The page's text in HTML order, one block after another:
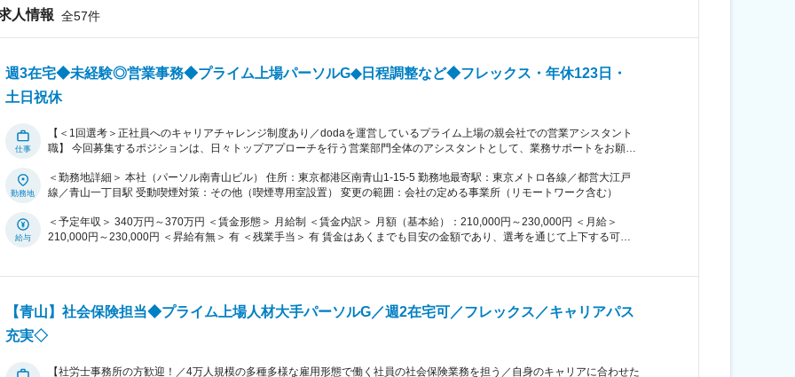
人情報 全57件
週3在宅◆未経験◎営業事務◆プライム上場パーソルG◆日程調整など◆フレックス・年休123日・
土日祝休
【＜1回選考＞正社員へのキャリアチャレンジ制度あり／dodaを運営しているプライム上場の親会社での営業アシスタント
職】 今回募集するポジションは、日々トップアプローチを行う営業部門全体のアシスタントとして、業務サポートをお願い
細 【営業アシスタント業務】 ・メール/電話対応 ・スケジュール調整（社内会議、顧客訪問、来客、会食） ・業績管理（エ
クセルを用いての売上集計、報告資料の作成/印刷） ・出張手配（国内外の旅券、ホテル、海外旅行時は保険/Wifi手配） ・
への地域・社会課題解決に向けた企画・提案営業、および、パーソルグループ横断での営業企画、法人向けマーケティング
を担当する本部です。大手顧客を中心とした、グループの商材を柔軟に組み合わせた総合的な提案営業活動や、法人向けデ
ことができます。直近の実績としては3~4年目のタイミングで正社員登用されております。 ※必ず正社員になるとは限りま
スピード感を持ってスキルアップできる環境です。 ・マンスリーフレックス勤務で、月内での繁閑差が発生します。 変更の
＜勤務地詳細＞ 本社（パーソル南青山ビル） 住所：東京都港区南青山1-15-5 勤務地最寄駅：東京メトロ各線／都営大江戸
線／青山一丁目駅 受動喫煙対策：その他（喫煙専用室設置） 変更の範囲：会社の定める事業所（リモートワーク含む）
＜予定年収＞ 340万円～370万円 ＜賃金形態＞ 月給制 ＜賃金内訳＞ 月額（基本給）：210,000円～230,000円 ＜月給＞
210,000円～230,000円 ＜昇給有無＞ 有 ＜残業手当＞ 有 賃金はあくまでも目安の金額であり、選考を通じて上下する可能
【青山】社会保険担当◆プライム上場人材大手パーソルG／週2在宅可／フレックス／キャリアパス
充実◇
【社労士事務所の方歓迎！／4万人規模の多種多様な雇用形態で働く社員の社会保険業務を担う／自身のキャリアに合わせた